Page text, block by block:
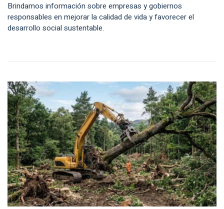
Brindamos información sobre empresas y gobiernos
responsables en mejorar la calidad de vida y favorecer el
desarrollo social sustentable.